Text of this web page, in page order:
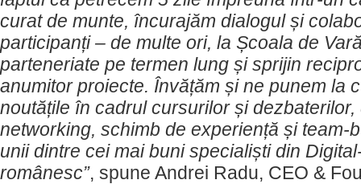
curat de munte, încurajăm dialogul și
participanți – de multe ori, la Școala de
parteneriate pe termen lung și sprijin
anumitor proiecte. Învățăm și ne punem la
noutățile în cadrul cursurilor și dezbaterilor,
networking, schimb de experiență și team-
unii dintre cei mai buni specialiști din
românesc”, spune Andrei Radu, CEO &